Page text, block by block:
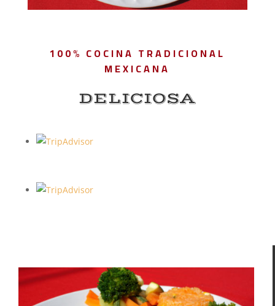
100% COCINA TRADICIONAL
MEXICANA
DELICIOSA